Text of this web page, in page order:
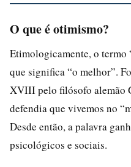
O que é otimismo?
Etimologicamente, o
que significa “o melhor”.
XVIII pelo filósofo alemão
defendia que vivemos no
Desde então, a palavra
psicológicos e sociais.